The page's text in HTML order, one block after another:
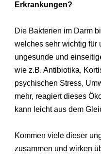
Erkrankungen?
Die Bakterien im Darm
welches sehr wichtig für
ungesunde und
wie z.B. Antibiotika,
psychischen Stress,
mehr, reagiert dieses
kann leicht aus dem
Kommen viele dieser
zusammen und wirken